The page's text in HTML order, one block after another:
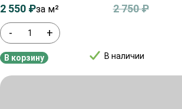
- +
В наличии
2 750₽
2 550 ₽за м²
В корзину